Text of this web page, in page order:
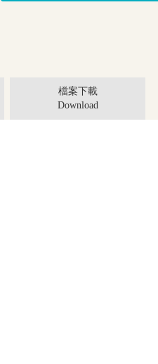
檔案下載
Download